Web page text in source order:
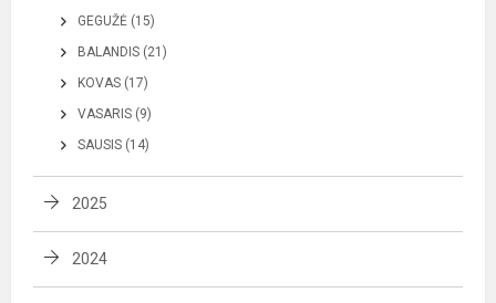
GEGUŽĖ (15)
BALANDIS (21)
KOVAS (17)
VASARIS (9)
SAUSIS (14)
2025
2024